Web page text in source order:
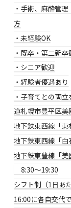
・手術、麻酔管理
方
・未経験OK
・既卒・第二新卒
・シニア歓迎
・経験者優遇あり
・子育てとの両
道札幌市豊平区
地下鉄東西線「
地下鉄東西線「
地下鉄東豊線「
8:30〜19:30
シフト制（1日あ
16:00に各自交代